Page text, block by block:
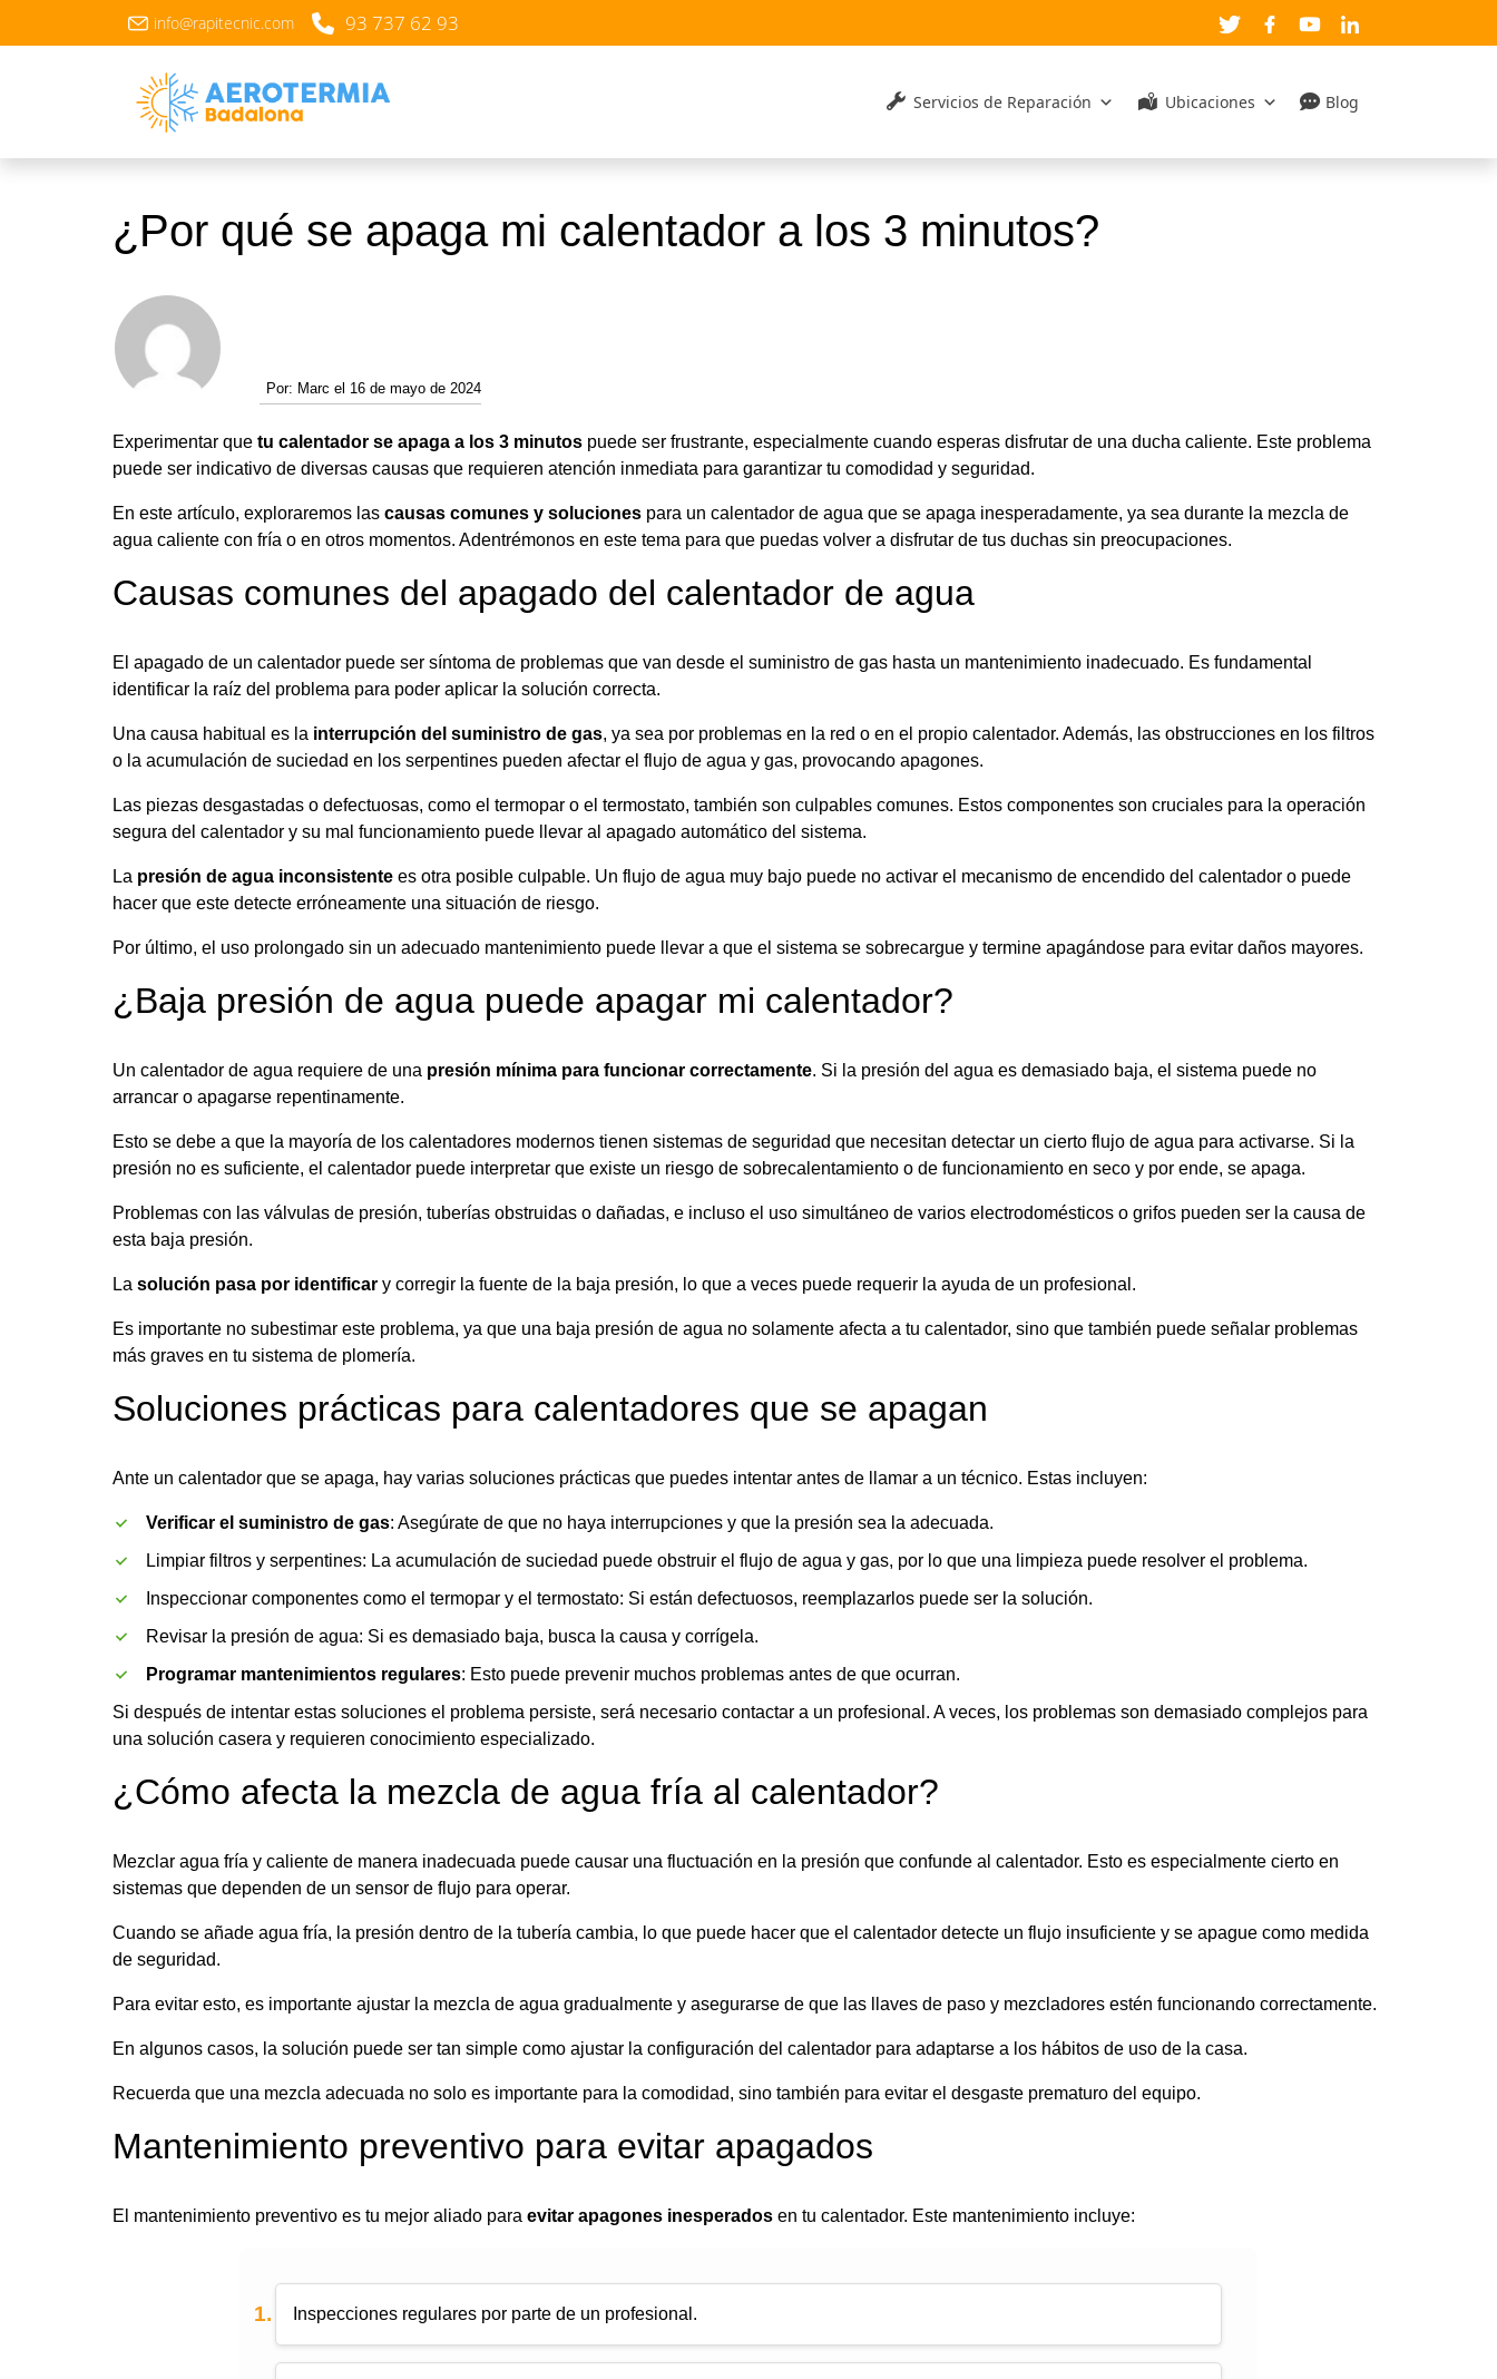
info@rapitecnic.com 93 737 62 93
Servicios de Reparación Ubicaciones Blog
¿Por qué se apaga mi calentador a los 3 minutos?
Por: Marc el 16 de mayo de 2024
Experimentar que tu calentador se apaga a los 3 minutospuede ser frustrante, especialmente cuando esperas disfrutar de una ducha caliente. Este problema
puede ser indicativo de diversas causas que requieren atención inmediata para garantizar tu comodidad y seguridad.
En este artículo, exploraremos las causas comunes y solucionespara un calentador de agua que se apaga inesperadamente, ya sea durante la mezcla de
agua caliente con fría o en otros momentos. Adentrémonos en este tema para que puedas volver a disfrutar de tus duchas sin preocupaciones.
Causas comunes del apagado del calentador de agua
El apagado de un calentador puede ser síntoma de problemas que van desde el suministro de gas hasta un mantenimiento inadecuado. Es fundamental
identificar la raíz del problema para poder aplicar la solución correcta.
Una causa habitual es la interrupción del suministro de gas, ya sea por problemas en la red o en el propio calentador. Además, las obstrucciones en los filtros
o la acumulación de suciedad en los serpentines pueden afectar el flujo de agua y gas, provocando apagones.
Las piezas desgastadas o defectuosas, como el termopar o el termostato, también son culpables comunes. Estos componentes son cruciales para la operación
segura del calentador y su mal funcionamiento puede llevar al apagado automático del sistema.
La presión de agua inconsistentees otra posible culpable. Un flujo de agua muy bajo puede no activar el mecanismo de encendido del calentador o puede
hacer que este detecte erróneamente una situación de riesgo.
Por último, el uso prolongado sin un adecuado mantenimiento puede llevar a que el sistema se sobrecargue y termine apagándose para evitar daños mayores.
¿Baja presión de agua puede apagar mi calentador?
Un calentador de agua requiere de una presión mínima para funcionar correctamente. Si la presión del agua es demasiado baja, el sistema puede no
arrancar o apagarse repentinamente.
Esto se debe a que la mayoría de los calentadores modernos tienen sistemas de seguridad que necesitan detectar un cierto flujo de agua para activarse. Si la
presión no es suficiente, el calentador puede interpretar que existe un riesgo de sobrecalentamiento o de funcionamiento en seco y por ende, se apaga.
Problemas con las válvulas de presión, tuberías obstruidas o dañadas, e incluso el uso simultáneo de varios electrodomésticos o grifos pueden ser la causa de
esta baja presión.
La solución pasa por identificary corregir la fuente de la baja presión, lo que a veces puede requerir la ayuda de un profesional.
Es importante no subestimar este problema, ya que una baja presión de agua no solamente afecta a tu calentador, sino que también puede señalar problemas
más graves en tu sistema de plomería.
Soluciones prácticas para calentadores que se apagan
Ante un calentador que se apaga, hay varias soluciones prácticas que puedes intentar antes de llamar a un técnico. Estas incluyen:
Verificar el suministro de gas: Asegúrate de que no haya interrupciones y que la presión sea la adecuada.
Limpiar filtros y serpentines: La acumulación de suciedad puede obstruir el flujo de agua y gas, por lo que una limpieza puede resolver el problema.
Inspeccionar componentes como el termopar y el termostato: Si están defectuosos, reemplazarlos puede ser la solución.
Revisar la presión de agua: Si es demasiado baja, busca la causa y corrígela.
Programar mantenimientos regulares: Esto puede prevenir muchos problemas antes de que ocurran.
Si después de intentar estas soluciones el problema persiste, será necesario contactar a un profesional. A veces, los problemas son demasiado complejos para
una solución casera y requieren conocimiento especializado.
¿Cómo afecta la mezcla de agua fría al calentador?
Mezclar agua fría y caliente de manera inadecuada puede causar una fluctuación en la presión que confunde al calentador. Esto es especialmente cierto en
sistemas que dependen de un sensor de flujo para operar.
Cuando se añade agua fría, la presión dentro de la tubería cambia, lo que puede hacer que el calentador detecte un flujo insuficiente y se apague como medida
de seguridad.
Para evitar esto, es importante ajustar la mezcla de agua gradualmente y asegurarse de que las llaves de paso y mezcladores estén funcionando correctamente.
En algunos casos, la solución puede ser tan simple como ajustar la configuración del calentador para adaptarse a los hábitos de uso de la casa.
Recuerda que una mezcla adecuada no solo es importante para la comodidad, sino también para evitar el desgaste prematuro del equipo.
Mantenimiento preventivo para evitar apagados
El mantenimiento preventivo es tu mejor aliado para evitar apagones inesperadosen tu calentador. Este mantenimiento incluye:
Inspecciones regulares por parte de un profesional.